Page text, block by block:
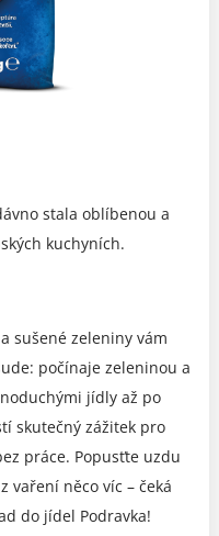
stala oblíbenou a
kuchyních.
sušené zeleniny vám
počínaje zeleninou a
jídly až po
skutečný zážitek pro
práce. Popusťte uzdu
vaření něco víc – čeká
do jídel Podravka!